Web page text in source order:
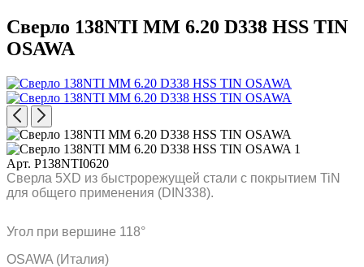
Сверло 138NTI MM 6.20 D338 HSS TIN
OSAWA
Арт. P138NTI0620
Сверла 5XD из быстрорежущей стали с покрытием TiN
для общего применения (DIN338).
Угол при вершине 118°
OSAWA (Италия)